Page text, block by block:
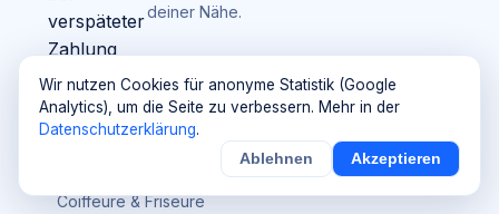
deiner Nähe.
Branchen
Handwerk
Coiffeure & Friseure
Ratgeber
Redaktion
Wir nutzen Cookies für anonyme Statistik (Google
Analytics), um die Seite zu verbessern. Mehr in der
Datenschutzerklärung.
Ablehnen Akzeptieren